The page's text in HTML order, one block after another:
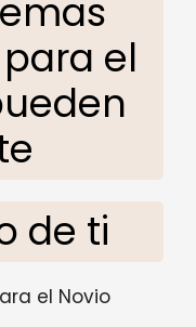
el
de ti
el Novio